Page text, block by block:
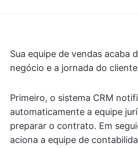
Sua equipe de vendas acaba
negócio e a jornada do
Primeiro, o sistema CRM
automaticamente a equipe
preparar o contrato. Em
aciona a equipe de